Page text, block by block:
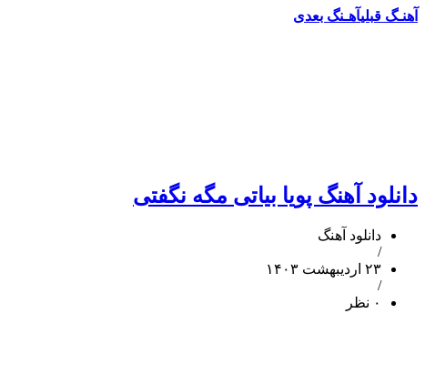
آهنـگ قبلیآهـنگ بعدی
دانلود آهنگ پویا بیاتی مگه نگفتی
دانلود آهنگ
/
۲۳ اردیبهشت ۱۴۰۳
/
۰ نظر